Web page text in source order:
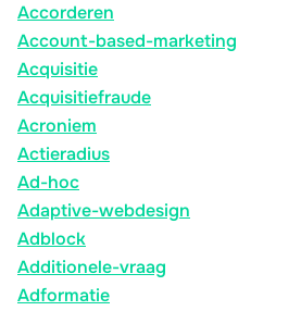
Accorderen
Account-based-marketing
Acquisitie
Acquisitiefraude
Acroniem
Actieradius
Ad-hoc
Adaptive-webdesign
Adblock
Additionele-vraag
Adformatie